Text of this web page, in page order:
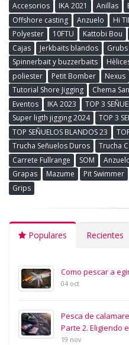
Accesorios
IKA 2021 Anillas
Offshore casting
Anzuelo Hi
Polyester
10FTU Kattobi Bou
Cajas
Jerkbaits blandos Grubs
Spinnerbait y buzzerbaits
poliester
Petit Bomber Nexus
Tutorial Shore Jigging
Chema
Eventos
IKA 2023
TOP 3
Super ligth jigging 2024
TOP 3
TOP SEÑUELOS BLANDOS 23
Trucha Señuelos Duros
Trucha
Carrete Fullrange
SOM
Grapas
Mazume Pit Swimmer
Grips
Populares Recientes
Como pescar a
04 oct
Pesca de
Parte 2. Eligiendo
19 nov